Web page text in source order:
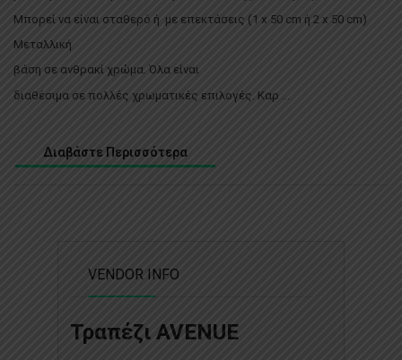
Μπορεί να είναι σταθερό ή με επεκτάσεις (1 x 50 cm ή 2 x 50 cm)
Μεταλλική
βάση σε ανθρακί χρώμα. Όλα είναι
διαθέσιμα σε πολλές χρωματικές επιλογές. Καρ ...
Διαβάστε Περισσότερα
VENDOR INFO
Τραπέζι AVENUE